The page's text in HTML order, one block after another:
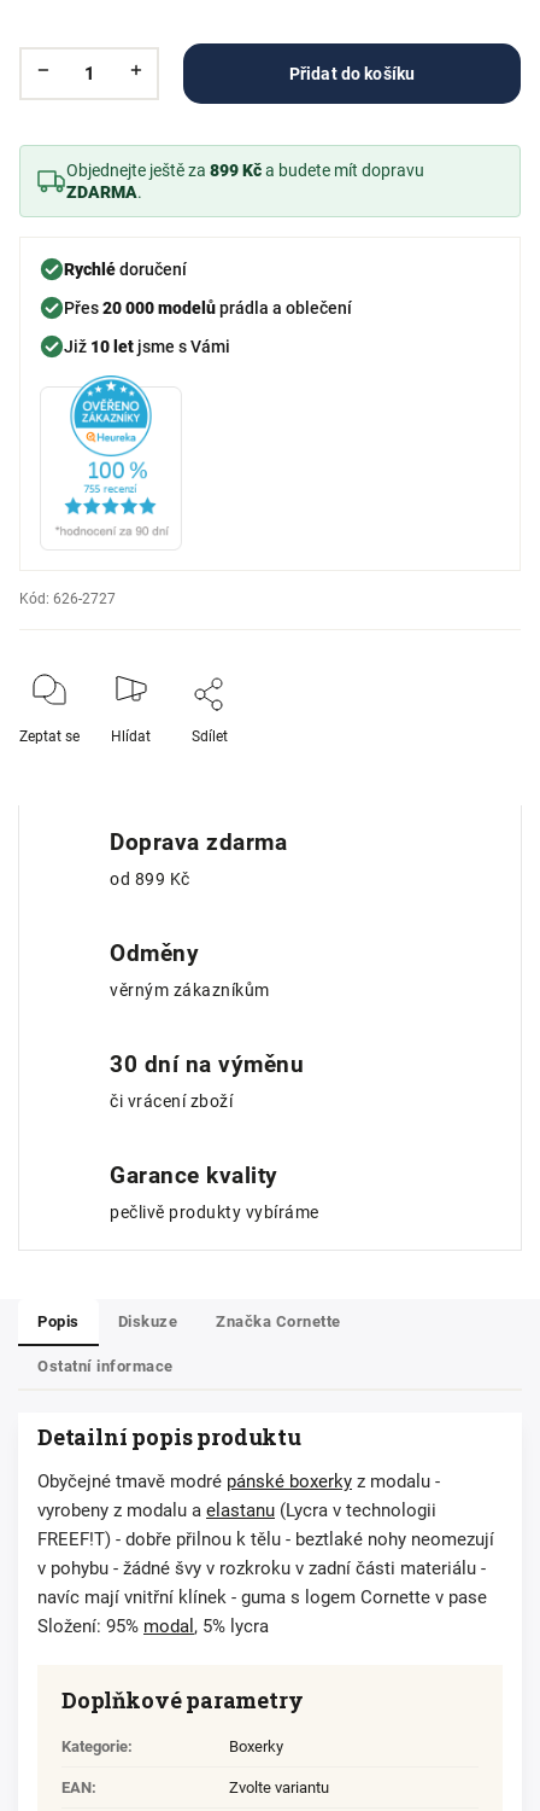
Přidat do košíku
Objednejte ještě za 899 Kča budete mít dopravu
ZDARMA.
Rychlédoručení
Přes20 000 modelůprádla a oblečení
Již 10 let jsme s Vámi
Kód: 626-2727
Zeptat se Hlídat Sdílet
Doprava zdarma
od 899 Kč
Odměny
věrným zákazníkům
30 dní na výměnu
či vrácení zboží
Garance kvality
pečlivě produkty vybíráme
Popis Diskuze Značka Cornette
Ostatní informace
Detailní popis produktu
Obyčejné tmavě modré pánské boxerky z modalu -
vyrobeny z modalu a elastanu (Lycra v technologii
FREEF!T) - dobře přilnou k tělu - beztlaké nohy neomezují
v pohybu - žádné švy v rozkroku v zadní části materiálu -
navíc mají vnitřní klínek - guma s logem Cornette v pase
Složení: 95% modal , 5% lycra
Doplňkové parametry
Kategorie: Boxerky
EAN: Zvolte variantu